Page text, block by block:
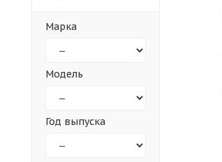
Марка
Модель
Год выпуска